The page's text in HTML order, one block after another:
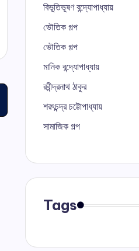
বিভূতিভূষণ বন্দ্যোপাধ্যায়
ভৌতিক গল্প
ভৌতিক গল্প
মানিক বন্দ্যোপাধ্যায়
রবীন্দ্রনাথ ঠাকুর
শরৎচন্দ্র চট্টোপাধ্যায়
সামাজিক গল্প
Tags